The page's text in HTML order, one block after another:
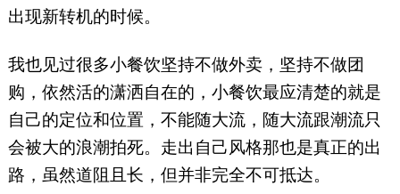
出现新转机的时候。
我也见过很多小餐饮坚持不做外卖，坚持不做团
购，依然活的潇洒自在的，小餐饮最应清楚的就是
自己的定位和位置，不能随大流，随大流跟潮流只
会被大的浪潮拍死。走出自己风格那也是真正的出
路，虽然道阻且长，但并非完全不可抵达。